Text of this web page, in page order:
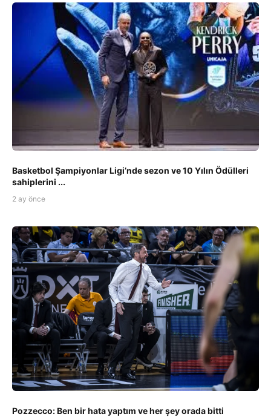
Basketbol Şampiyonlar Ligi’nde sezon ve 10 Yılın Ödülleri
sahiplerini ...
2 ay önce
Pozzecco: Ben bir hata yaptım ve her şey orada bitti